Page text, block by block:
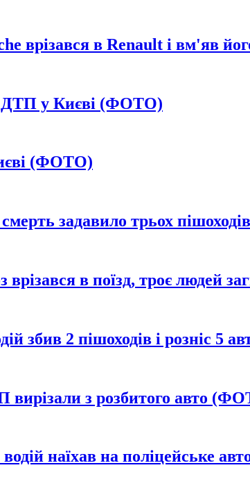
врізався в Renault і вм'яв
ДТП у Києві (ФОТО)
(ФОТО)
задавило трьох
врізався в поїзд, троє людей
збив 2 пішоходів і розніс 5
вирізали з розбитого авто
наїхав на поліцейське